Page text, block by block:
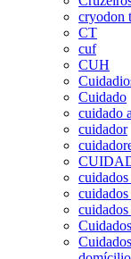
cryodon
CT
cuf
CUH
Cuidado
cuidado
cuidador
cuidados
cuidados